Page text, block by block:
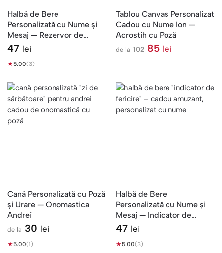
Halbă de Bere
Personalizată cu Nume și
Mesaj — Rezervor de
Fericire
47 lei
★5.00(3)
Tablou Canvas Personalizat
Cadou cu Nume Ion —
Acrostih cu Poză
de la 10285 lei
Cană Personalizată cu Poză
și Urare — Onomastica
Andrei
de la 30 lei
★5.00(1)
Halbă de Bere
Personalizată cu Nume și
Mesaj — Indicator de
Fericire
47 lei
★5.00(3)